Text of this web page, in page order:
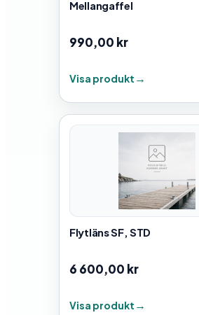
Mellangaffel
990,00 kr
Visa produkt
Flytläns SF, STD
6 600,00 kr
Visa produkt